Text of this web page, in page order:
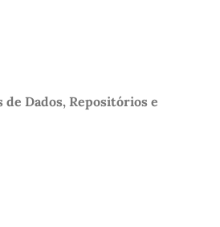
de Dados, Repositórios e